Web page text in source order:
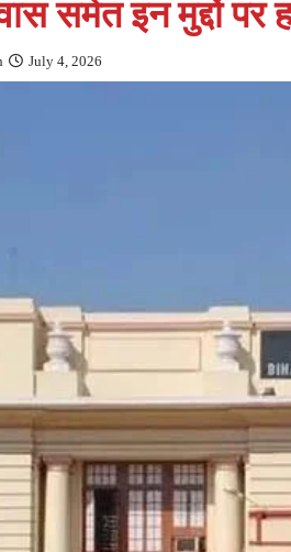
समेत इन मुद्दों पर
July 4, 2026